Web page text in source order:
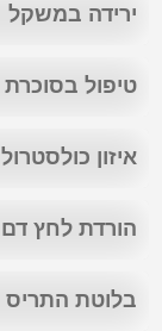
ירידה במשקל
טיפול בסוכרת
איזון כולסטרול
הורדת לחץ דם
בלוטת התריס